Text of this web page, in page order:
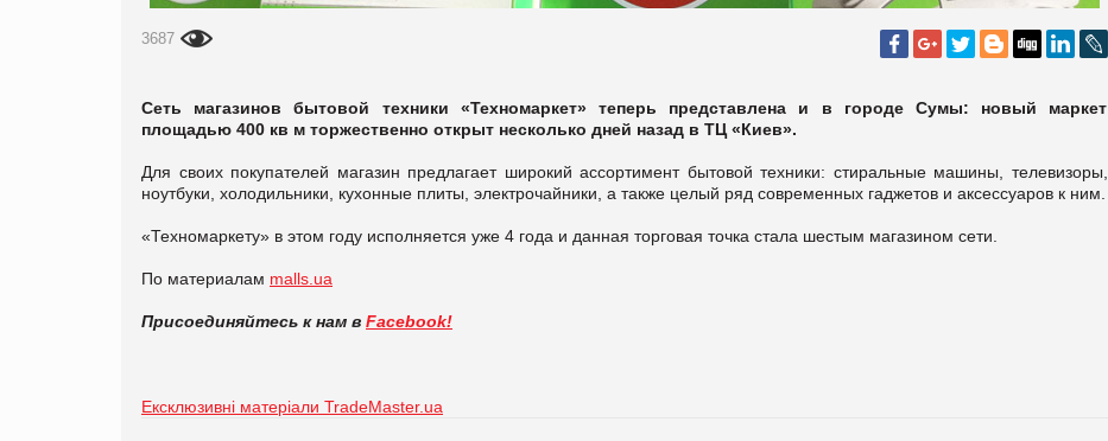
3687
Сеть магазинов бытовой техники «Техномаркет» теперь представлена и в городе Сумы: новый маркет
площадью 400 кв м торжественно открыт несколько дней назад в ТЦ «Киев».
Для своих покупателей магазин предлагает широкий ассортимент бытовой техники: стиральные машины, телевизоры,
ноутбуки, холодильники, кухонные плиты, электрочайники, а также целый ряд современных гаджетов и аксессуаров к ним.
«Техномаркету» в этом году исполняется уже 4 года и данная торговая точка стала шестым магазином сети.
По материалам malls.ua
Присоединяйтесь к нам в Facebook!
Ексклюзивні матеріали TradeMaster.ua